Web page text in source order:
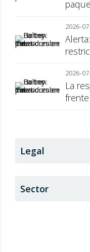
2026-
2026-
La
Legal
Sector